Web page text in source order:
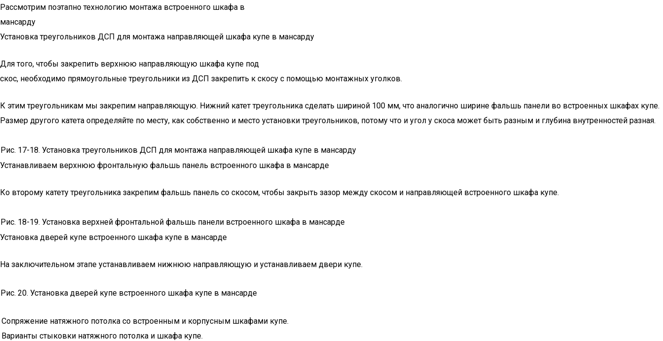
Рассмотрим поэтапно технологию монтажа встроенного шкафа в
мансарду
Установка треугольников ДСП для монтажа направляющей шкафа купе в мансарду
Для того, чтобы закрепить верхнюю направляющую шкафа купе под
скос, необходимо прямоугольные треугольники из ДСП закрепить к скосу с помощью монтажных уголков.
К этим треугольникам мы закрепим направляющую. Нижний катет треугольника сделать шириной 100 мм, что аналогично ширине фальшь панели во встроенных шкафах купе.
Размер другого катета определяйте по месту, как собственно и место установки треугольников, потому что и угол у скоса может быть разным и глубина внутренностей разная.
Рис. 17-18. Установка треугольников ДСП для монтажа направляющей шкафа купе в мансарду
Устанавливаем верхнюю фронтальную фальшь панель встроенного шкафа в мансарде
Ко второму катету треугольника закрепим фальшь панель со скосом, чтобы закрыть зазор между скосом и направляющей встроенного шкафа купе.
Рис. 18-19. Установка верхней фронтальной фальшь панели встроенного шкафа в мансарде
Установка дверей купе встроенного шкафа купе в мансарде
На заключительном этапе устанавливаем нижнюю направляющую и устанавливаем двери купе.
Рис. 20. Установка дверей купе встроенного шкафа купе в мансарде
Сопряжение натяжного потолка со встроенным и корпусным шкафами купе.
Варианты стыковки натяжного потолка и шкафа купе.